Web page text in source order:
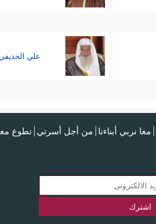
علي
معا نربي أبناءنا من أجل أسرتي تطوع